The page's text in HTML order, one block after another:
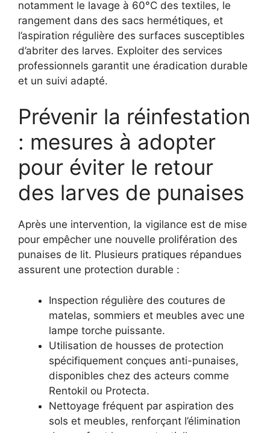
notamment le lavage à 60°C des textiles, le
rangement dans des sacs hermétiques, et
l’aspiration régulière des surfaces susceptibles
d’abriter des larves. Exploiter des services
professionnels garantit une éradication durable
et un suivi adapté.
Prévenir la réinfestation
: mesures à adopter
pour éviter le retour
des larves de punaises
Après une intervention, la vigilance est de mise
pour empêcher une nouvelle prolifération des
punaises de lit. Plusieurs pratiques répandues
assurent une protection durable :
Inspection régulière des coutures de
matelas, sommiers et meubles avec une
lampe torche puissante.
Utilisation de housses de protection
spécifiquement conçues anti-punaises,
disponibles chez des acteurs comme
Rentokil ou Protecta.
Nettoyage fréquent par aspiration des
sols et meubles, renforçant l’élimination